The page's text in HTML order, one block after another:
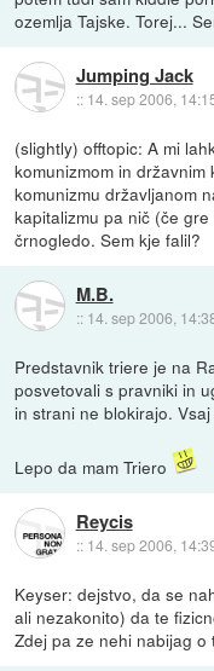
ozemlja Tajske. Torej...
Jumping Jack
:: 14. sep 2006,
(slightly) offtopic: A mi
komunizmom in
komunizmu državljanom
kapitalizmu pa nič (če
črnogledo. Sem kje falil?
M.B.
:: 14. sep 2006,
Predstavnik triere je na
posvetovali s pravniki in
in strani ne blokirajo.
Lepo da mam Triero
Reycis
:: 14. sep 2006,
Keyser: dejstvo, da se
ali nezakonito) da te
Zdej pa ze nehi nabijag o